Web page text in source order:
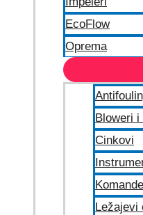
EcoFlow
Oprema
Bloweri i
Cinkovi
Komande
Ležajevi